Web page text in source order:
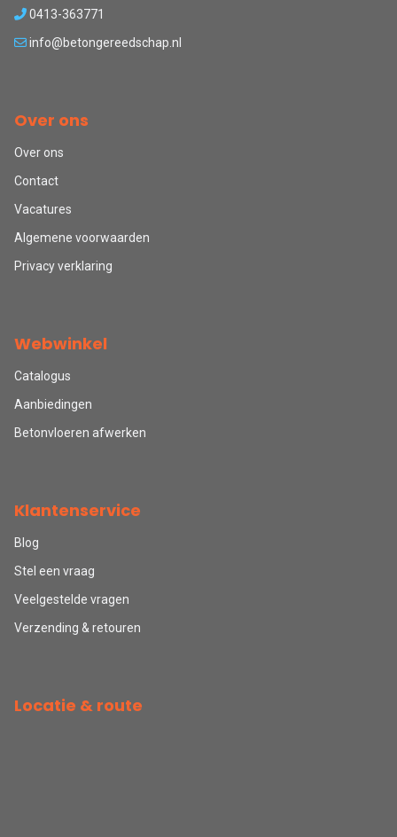
0413-363771
info@betongereedschap.nl
Over ons
Over ons
Contact
Vacatures
Algemene voorwaarden
Privacy verklaring
Webwinkel
Catalogus
Aanbiedingen
Betonvloeren afwerken
Klantenservice
Blog
Stel een vraag
Veelgestelde vragen
Verzending & retouren
Locatie & route